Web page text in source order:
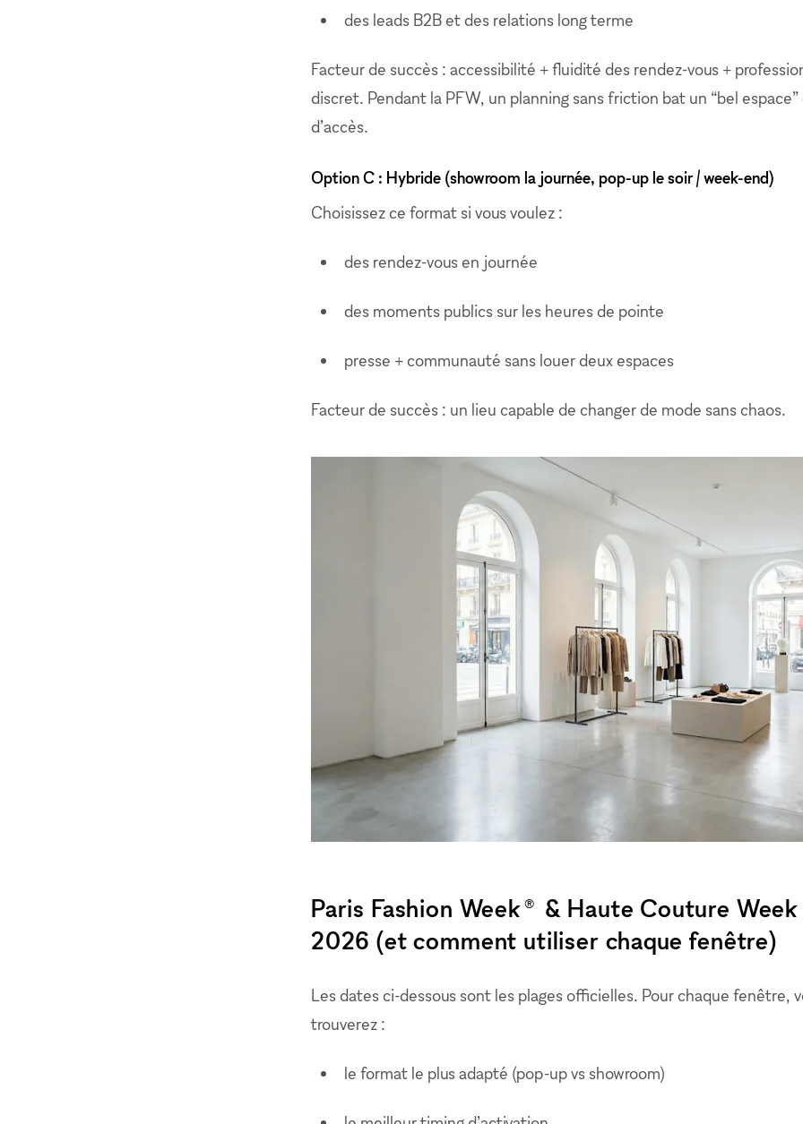
des leads B2B et des relations long terme
Facteur de succès : accessibilité + fluidité des rendez-vous +
discret. Pendant la PFW, un planning sans friction bat un “bel
d’accès.
Option C : Hybride (showroom la journée, pop-up le soir / week-end)
Choisissez ce format si vous voulez :
des rendez-vous en journée
des moments publics sur les heures de pointe
presse + communauté sans louer deux espaces
Facteur de succès : un lieu capable de changer de mode sans chaos.
Paris Fashion Week® & Haute Couture
2026 (et comment utiliser chaque fenêtre)
Les dates ci-dessous sont les plages officielles. Pour chaque fenêtre,
trouverez :
le format le plus adapté (pop-up vs showroom)